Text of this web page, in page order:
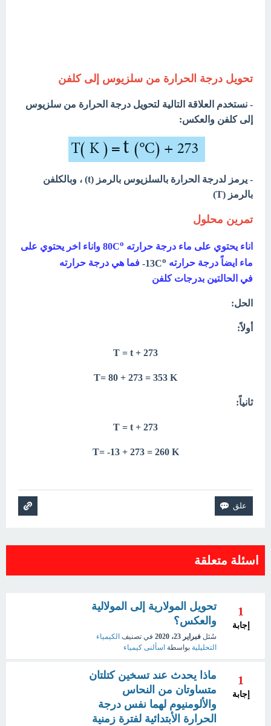
تحويل درجة الحرارة من سلزيوس إلى كلفن
- نستخدم العلاقة التالية لتحويل درجة الحرارة من سلزيوس
إلى كلفن والعكس:
- يرمز لدرجة الحرارة بالسلزيوس بالرمز (t) ، وبالكلفن
بالرمز (T)
تمرين محلول
اناء يحتوي على ماء درجة حرارته 80C o واناء اخر يحتوي على
ماء ايضاً درجة حرارته
13Co
- فما هي درجة حرارته
في الحالتين بدرجات كلفن
الحل:
أولاً:
T = t + 273
T= 80 + 273 = 353 K
ثانياً:
T = t + 273
T= -13 + 273 = 260 K
اسئلة متعلقة
1
إجابة
تحويل المولارية إلى المولالية
والعكس؟
سُئل فبراير 23، 2020 في تصنيف الكيمياء
التحليلية بواسطة اسألنى كيمياء
1
إجابة
ماذا يحدث عند تسخين كتلتان
متساوتان من النحاس
والألومنيوم لهما نفس درجة
الحرارة الأبتدائية لفترة زمنية